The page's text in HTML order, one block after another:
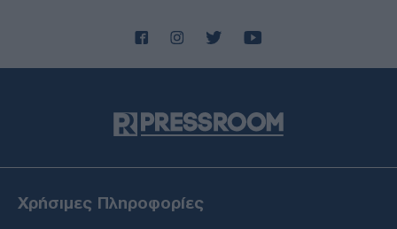
Απλοποιείται η διαδικασία έκδοσης πινακίδων - Δε θα
Πεζεσκιάν: «Τώρα είναι η καλύτερη στιγμή» για συμφωνία
Χρήσιμες Πληροφορίες